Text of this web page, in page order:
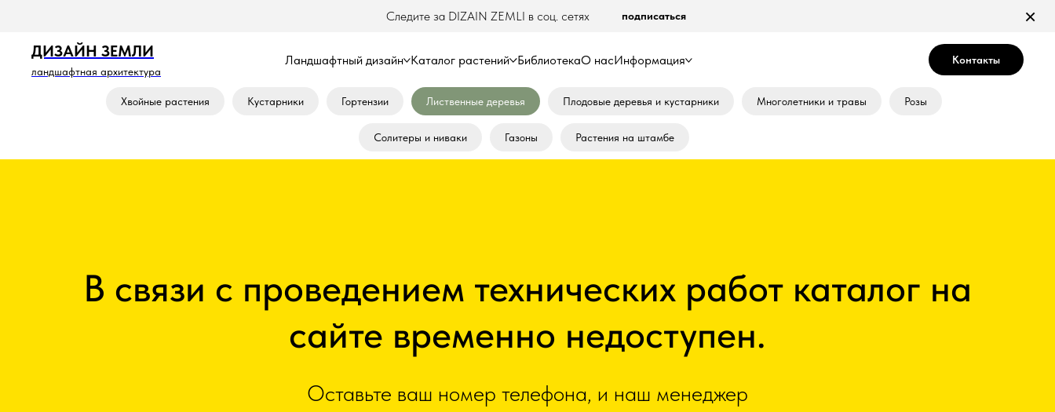
Следите за DIZAIN ZEMLI в соц. сетях подписаться ×
ДИЗАЙН ЗЕМЛИ
ландшафтная архитектура
Ландшафтный дизайн Каталог растений БиблиотекаО насИнформация Контакты
Хвойные растения Кустарники Гортензии Лиственные деревья Плодовые деревья и кустарники Многолетники и травы Розы
Солитеры и ниваки Газоны Растения на штамбе
В связи с проведением технических работ каталог на
сайте временно недоступен.
Оставьте ваш номер телефона, и наш менеджер